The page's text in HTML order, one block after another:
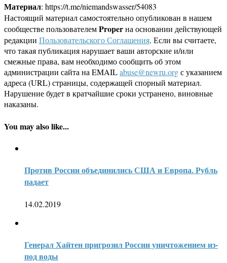
Материал: https://t.me/niemandswasser/54083
Настоящий материал самостоятельно опубликован в нашем
сообществе пользователемProperна основании действующей
редакции Пользовательского Соглашения. Если вы считаете,
что такая публикация нарушает ваши авторские и/или
смежные права, вам необходимо сообщить об этом
администрации сайта на EMAILabuse@newru.orgс указанием
адреса (URL) страницы, содержащей спорный материал.
Нарушение будет в кратчайшие сроки устранено, виновные
наказаны.
You may also like...
Против России объединились США и Европа. Рубль
падает
14.02.2019
Генерал Хайтен пригрозил России уничтожением из-
под воды